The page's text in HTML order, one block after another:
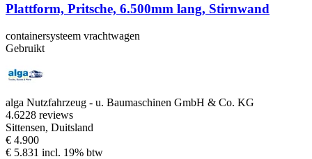
Plattform, Pritsche, 6.500mm lang, Stirnwand
containersysteem vrachtwagen
Gebruikt
alga Nutzfahrzeug - u. Baumaschinen GmbH & Co. KG
4.6228 reviews
Sittensen, Duitsland
€ 4.900
€ 5.831 incl. 19% btw